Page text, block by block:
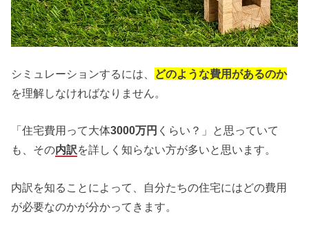
シミュレーションするには、 どのような費用があるのか
を理解しなければなりません。
「住宅費用って大体3000万円 くらい？」と思っていて
も、その内訳を詳しく知らない方が多いと思います。
内訳を知ることによって、自分たちの住宅にはどの費用
が必要なのかが分かってきます。